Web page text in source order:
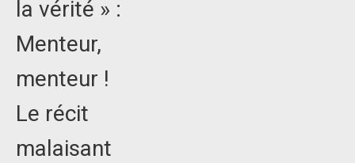
la vérité » :
Menteur,
menteur !
Le récit
malaisant